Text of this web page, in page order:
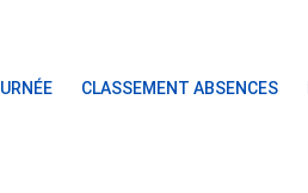
CLASSEMENT ABSENCES